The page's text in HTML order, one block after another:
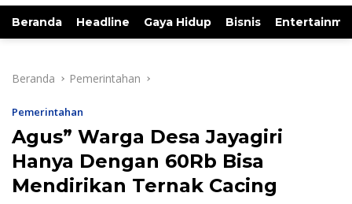
Beranda Headline Gaya Hidup Bisnis
Beranda Pemerintahan
Pemerintahan
Agus” Warga Desa Jayagiri
Hanya Dengan 60Rb Bisa
Mendirikan Ternak Cacing